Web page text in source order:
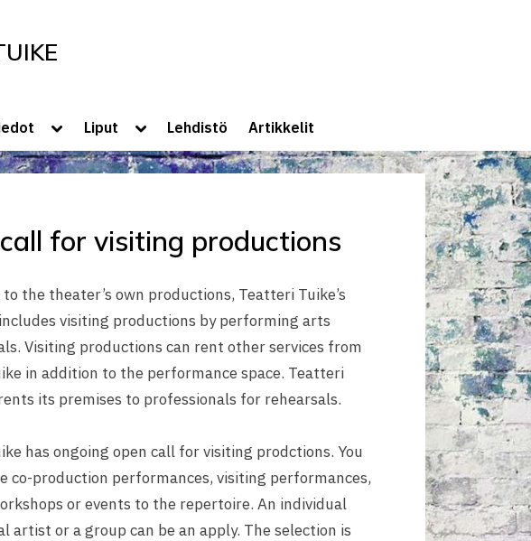
Toggle
menu
Liput Toggle
menu
Lehdistö Artikkelit
for visiting productions
the theater’s own productions, Teatteri Tuike’s
visiting productions by performing arts
Visiting productions can rent other services from
in addition to the performance space. Teatteri
its premises to professionals for rehearsals.
has ongoing open call for visiting prodctions. You
co-production performances, visiting performances,
or events to the repertoire. An individual
artist or a group can be an apply. The selection is